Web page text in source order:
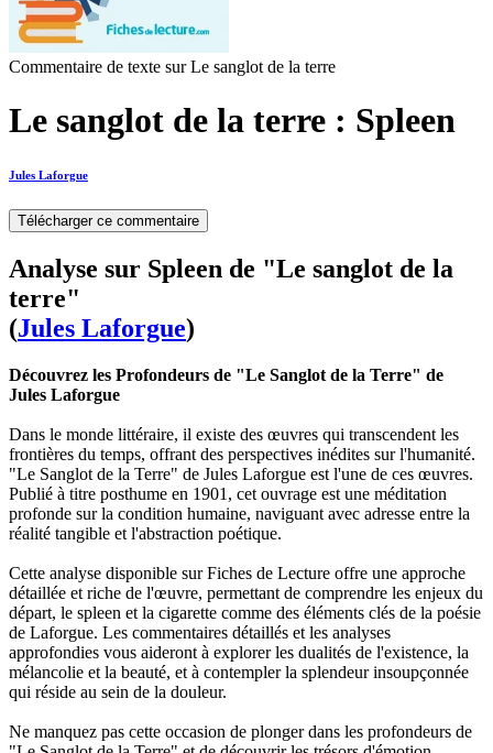
Commentaire de texte sur Le sanglot de la terre
Le sanglot de la terre : Spleen
Jules Laforgue
Télécharger ce commentaire
Analyse sur Spleen de "Le sanglot de la
terre"
(Jules Laforgue)
Découvrez les Profondeurs de "Le Sanglot de la Terre" de
Jules Laforgue
Dans le monde littéraire, il existe des œuvres qui transcendent les
frontières du temps, offrant des perspectives inédites sur l'humanité.
"Le Sanglot de la Terre" de Jules Laforgue est l'une de ces œuvres.
Publié à titre posthume en 1901, cet ouvrage est une méditation
profonde sur la condition humaine, naviguant avec adresse entre la
réalité tangible et l'abstraction poétique.
Cette analyse disponible sur Fiches de Lecture offre une approche
détaillée et riche de l'œuvre, permettant de comprendre les enjeux du
départ, le spleen et la cigarette comme des éléments clés de la poésie
de Laforgue. Les commentaires détaillés et les analyses
approfondies vous aideront à explorer les dualités de l'existence, la
mélancolie et la beauté, et à contempler la splendeur insoupçonnée
qui réside au sein de la douleur.
Ne manquez pas cette occasion de plonger dans les profondeurs de